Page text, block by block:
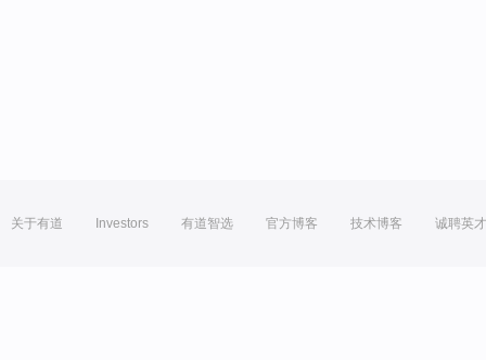
关于有道 Investors 有道智选 官方博客 技术博客 诚聘英才